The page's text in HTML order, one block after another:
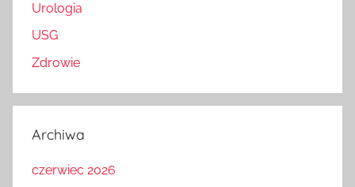
Urologia
USG
Zdrowie
Archiwa
czerwiec 2026